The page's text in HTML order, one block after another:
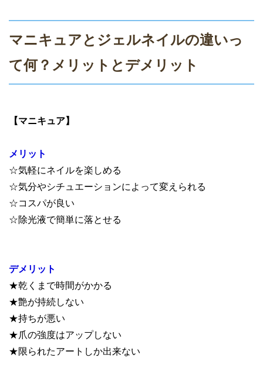
マニキュアとジェルネイルの違いっ
て何？メリットとデメリット
【マニキュア】
メリット
☆気軽にネイルを楽しめる
☆気分やシチュエーションによって変えられる
☆コスパが良い
☆除光液で簡単に落とせる
デメリット
★乾くまで時間がかかる
★艶が持続しない
★持ちが悪い
★爪の強度はアップしない
★限られたアートしか出来ない